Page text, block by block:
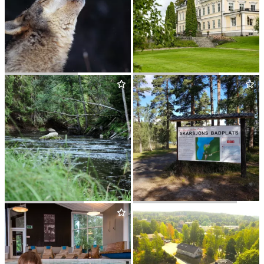
WILD SWE­DEN FÄR­NA HERRGÅRD
HED­STRÖM­MEN SKÄRSJÖNS BAD­PLATS